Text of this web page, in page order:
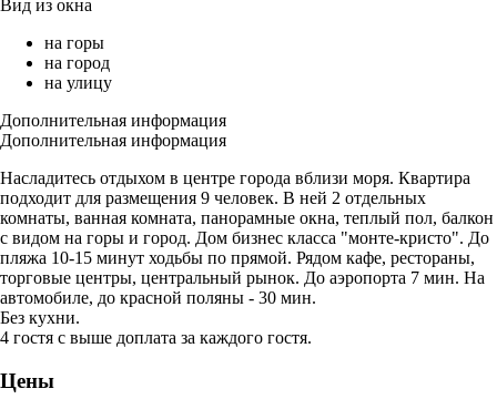
Вид из окна
на горы
на город
на улицу
Дополнительная информация
Дополнительная информация
Насладитесь отдыхом в центре города вблизи моря. Квартира
подходит для размещения 9 человек. В ней 2 отдельных
комнаты, ванная комната, панорамные окна, теплый пол, балкон
с видом на горы и город. Дом бизнес класса "монте-кристо". До
пляжа 10-15 минут ходьбы по прямой. Рядом кафе, рестораны,
торговые центры, центральный рынок. До аэропорта 7 мин. На
автомобиле, до красной поляны - 30 мин.
Без кухни.
4 гостя с выше доплата за каждого гостя.
Цены